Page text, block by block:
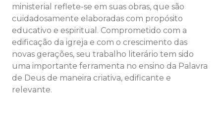
ministerial reflete-se em suas obras, que são
cuidadosamente elaboradas com propósito
educativo e espiritual. Comprometido com a
edificação da igreja e com o crescimento das
novas gerações, seu trabalho literário tem sido
uma importante ferramenta no ensino da Palavra
de Deus de maneira criativa, edificante e
relevante.